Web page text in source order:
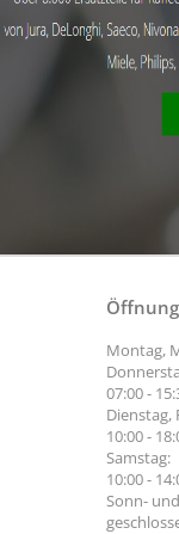
Montag,
07:00 -
Dienstag,
10:00 -
Samstag:
10:00 -
Sonn-